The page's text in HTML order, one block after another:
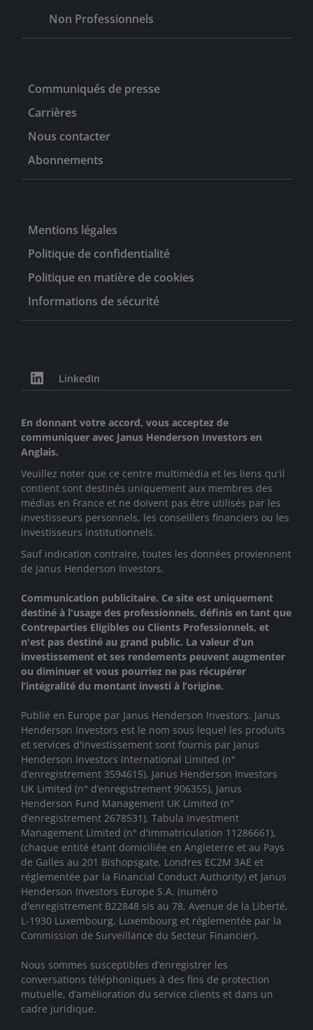
Non Professionnels
Communiqués de presse
Carrières
Nous contacter
Abonnements
Mentions légales
Politique de confidentialité
Politique en matière de cookies
Informations de sécurité
LinkedIn
En donnant votre accord, vous acceptez de
communiquer avec Janus Henderson Investors en
Anglais.
Veuillez noter que ce centre multimédia et les liens qu'il
contient sont destinés uniquement aux membres des
médias en France et ne doivent pas être utilisés par les
investisseurs personnels, les conseillers financiers ou les
investisseurs institutionnels.
Sauf indication contraire, toutes les données proviennent
de Janus Henderson Investors.
Communication publicitaire. Ce site est uniquement
destiné à l'usage des professionnels, définis en tant que
Contreparties Eligibles ou Clients Professionnels, et
n'est pas destiné au grand public. La valeur d’un
investissement et ses rendements peuvent augmenter
ou diminuer et vous pourriez ne pas récupérer
l’intégralité du montant investi à l’origine.
Publié en Europe par Janus Henderson Investors. Janus
Henderson Investors est le nom sous lequel les produits
et services d'investissement sont fournis par Janus
Henderson Investors International Limited (n°
d’enregistrement 3594615), Janus Henderson Investors
UK Limited (n° d’enregistrement 906355), Janus
Henderson Fund Management UK Limited (n°
d’enregistrement 2678531), Tabula Investment
Management Limited (n° d'immatriculation 11286661),
(chaque entité étant domiciliée en Angleterre et au Pays
de Galles au 201 Bishopsgate, Londres EC2M 3AE et
réglementée par la Financial Conduct Authority) et Janus
Henderson Investors Europe S.A. (numéro
d'enregistrement B22848 sis au 78, Avenue de la Liberté,
L-1930 Luxembourg, Luxembourg et réglementée par la
Commission de Surveillance du Secteur Financier).
Nous sommes susceptibles d’enregistrer les
conversations téléphoniques à des fins de protection
mutuelle, d’amélioration du service clients et dans un
cadre juridique.